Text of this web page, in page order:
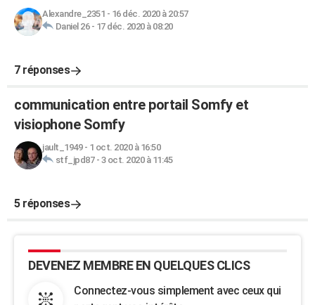
Alexandre_2351 - 16 déc. 2020 à 20:57
Daniel 26- 17 déc. 2020 à 08:20
7 réponses
communication entre portail Somfy et
visiophone Somfy
jault_1949- 1 oct. 2020 à 16:50
stf_jpd87- 3 oct. 2020 à 11:45
5 réponses
DEVENEZ MEMBRE EN QUELQUES CLICS
Connectez-vous simplement avec ceux qui